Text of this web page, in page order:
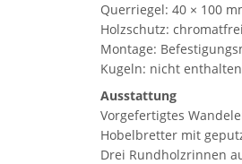
Querriegel: 40 × 100
Holzschutz:
Montage:
Kugeln: nicht enthalten
Ausstattung
Vorgefertigtes
Hobelbretter mit
Drei Rundholzrinnen